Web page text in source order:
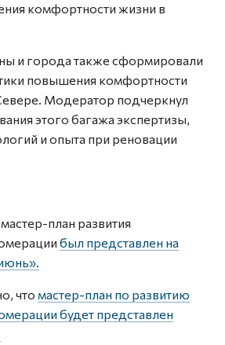
комфортности жизни в
и города также сформировали
повышения комфортности
Модератор подчеркнул
этого багажа экспертизы,
и опыта при реновации
план развития
был представлен на
что мастер-план по развитию
будет представлен